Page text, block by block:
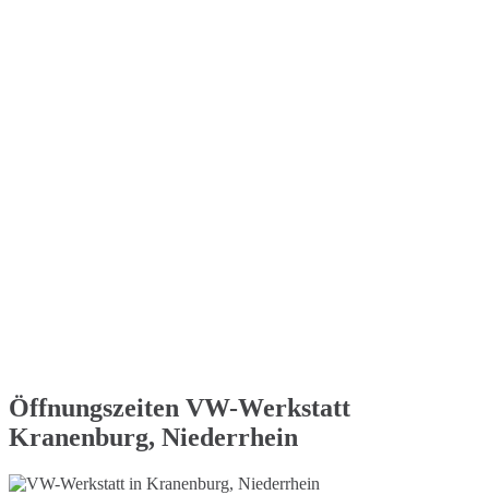
Öffnungszeiten VW-Werkstatt
Kranenburg, Niederrhein